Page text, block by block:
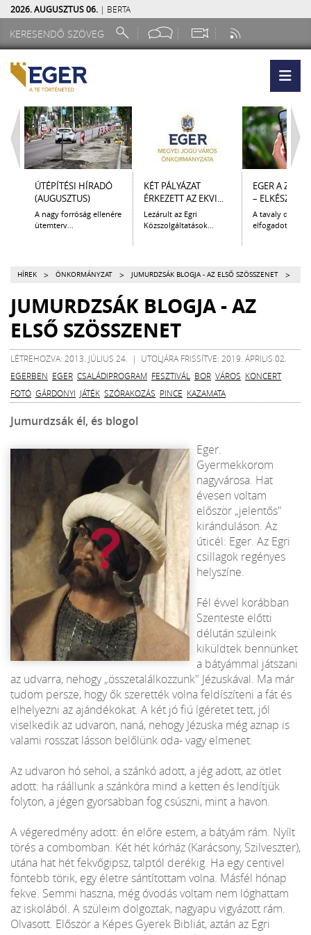
2026. AUGUSZTUS 06. | BERTA
ÚTÉPÍTÉSI HÍRADÓ
(AUGUSZTUS)
A nagy forróság ellenére
ütemterv...
KÉT PÁLYÁZAT
ÉRKEZETT AZ EKVI...
Lezárult az Egri
Közszolgáltatások...
EGER A
– ELKÉSZÜLT
A tavaly
elfogadott
HÍREK > ÖNKORMÁNYZAT > JUMURDZSÁK BLOGJA - AZ ELSŐ SZÖSSZENET >
JUMURDZSÁK BLOGJA - AZ
ELSŐ SZÖSSZENET
LÉTREHOZVA: 2013. JÚLIUS 24. | UTOLJÁRA FRISSÍTVE: 2019. ÁPRILIS 02.
EGERBEN EGER CSALÁDIPROGRAM FESZTIVÁL BOR VÁROS KONCERT
FOTÓ GÁRDONYI JÁTÉK SZÓRAKOZÁS PINCE KAZAMATA
Jumurdzsák él, és blogol
Eger.
Gyermekkorom
nagyvárosa. Hat
évesen voltam
először „jelentős"
kiránduláson. Az
úticél: Eger. Az Egri
csillagok regényes
helyszíne.
Fél évvel korábban
Szenteste előtti
délután szüleink
kiküldtek bennünket
a bátyámmal játszani
az udvarra, nehogy „összetalálkozzunk" Jézuskával. Ma már
tudom persze, hogy ők szerették volna feldíszíteni a fát és
elhelyezni az ajándékokat. A két jó fiú ígéretet tett, jól
viselkedik az udvaron, naná, nehogy Jézuska még aznap is
valami rosszat lásson belőlünk oda- vagy elmenet.
Az udvaron hó sehol, a szánkó adott, a jég adott, az ötlet
adott: ha ráállunk a szánkóra mind a ketten és lendítjük
folyton, a jégen gyorsabban fog csúszni, mint a havon.
A végeredmény adott: én előre estem, a bátyám rám. Nyílt
törés a combomban. Két hét kórház (Karácsony, Szilveszter),
utána hat hét fekvőgipsz, talptól derékig. Ha egy centivel
föntebb törik, egy életre sántítottam volna. Másfél hónap
fekve. Semmi haszna, még óvodás voltam nem lóghattam
az iskolából. A szüleim dolgoztak, nagyapu vigyázott rám.
Olvasott. Először a Képes Gyerek Bibliát, aztán az Egri